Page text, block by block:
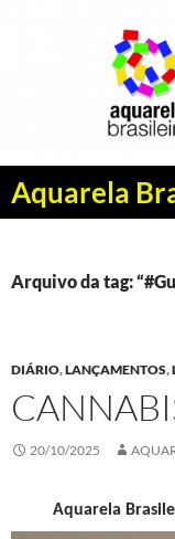
Aquarela
Pesquisar
PULAR
CONTEÚDO
Arquivo da tag:
DIÁRIO,LANÇAMENTOS,
20/10/2025
Aquarela